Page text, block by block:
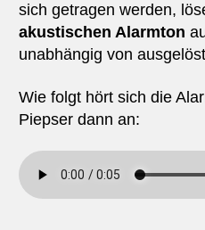
sich getragen werden,
akustischen Alarmton
unabhängig von
Wie folgt hört sich die
Piepser dann an: